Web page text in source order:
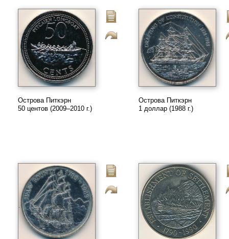
Острова Питкэрн
50 центов (2009–2010 г.)
Острова Питкэрн
1 доллар (1988 г.)